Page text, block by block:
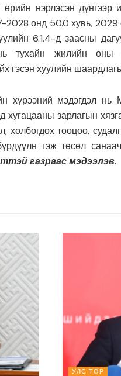
өрийн нэрлэсэн дүнгээр
2028 онд 50.0 хувь,
6.1.4-д заасны
нь тухайн жилийн
гэсэн хуулийн
хүрээний мэдэгдэл
зарлагын
холбогдох тооцоо,
гэж төсөл
газраас мэдээлэв.
УЛС ТӨР